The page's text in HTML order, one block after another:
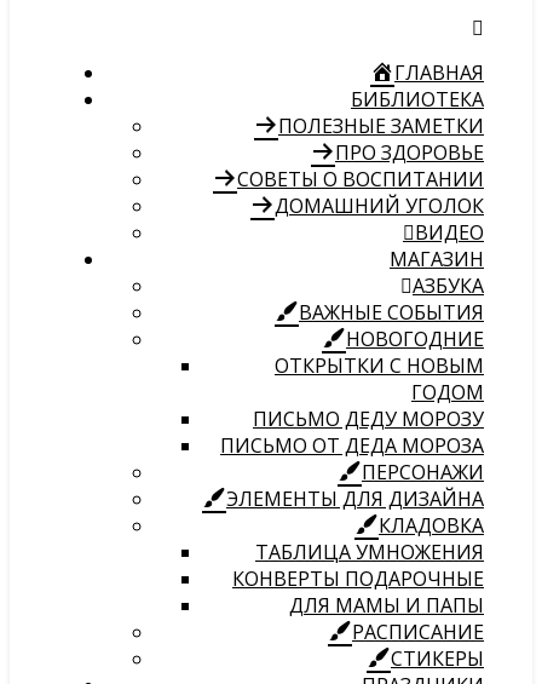
ГЛАВНАЯ
БИБЛИОТЕКА
ПОЛЕЗНЫЕ ЗАМЕТКИ
ПРО ЗДОРОВЬЕ
СОВЕТЫ О ВОСПИТАНИИ
ДОМАШНИЙ УГОЛОК
ВИДЕО
МАГАЗИН
АЗБУКА
ВАЖНЫЕ СОБЫТИЯ
НОВОГОДНИЕ
ОТКРЫТКИ С НОВЫМ
ГОДОМ
ПИСЬМО ДЕДУ МОРОЗУ
ПИСЬМО ОТ ДЕДА МОРОЗА
ПЕРСОНАЖИ
ЭЛЕМЕНТЫ ДЛЯ ДИЗАЙНА
КЛАДОВКА
ТАБЛИЦА УМНОЖЕНИЯ
КОНВЕРТЫ ПОДАРОЧНЫЕ
ДЛЯ МАМЫ И ПАПЫ
РАСПИСАНИЕ
СТИКЕРЫ